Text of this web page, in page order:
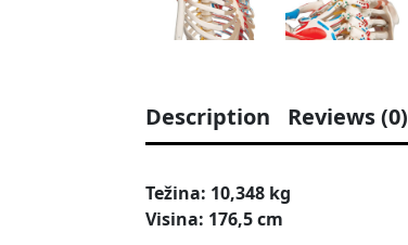
Description Reviews (0)
Težina: 10,348 kg
Visina: 176,5 cm